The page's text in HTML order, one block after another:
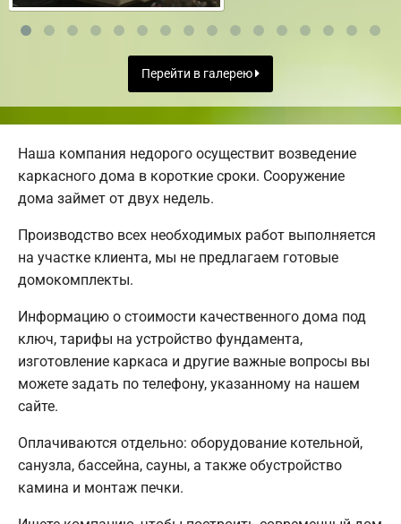
Перейти в галерею
Наша компания недорого осуществит возведение
каркасного дома в короткие сроки. Сооружение
дома займет от двух недель.
Производство всех необходимых работ выполняется
на участке клиента, мы не предлагаем готовые
домокомплекты.
Информацию о стоимости качественного дома под
ключ, тарифы на устройство фундамента,
изготовление каркаса и другие важные вопросы вы
можете задать по телефону, указанному на нашем
сайте.
Оплачиваются отдельно: оборудование котельной,
санузла, бассейна, сауны, а также обустройство
камина и монтаж печки.